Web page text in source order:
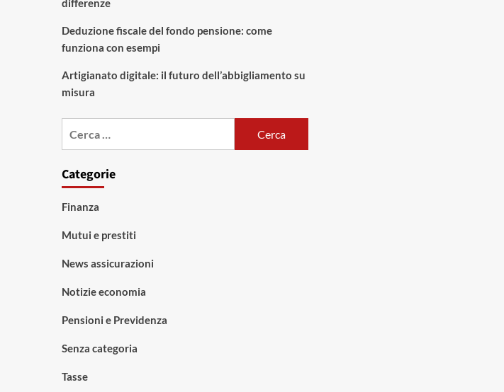
differenze
Deduzione fiscale del fondo pensione: come
funziona con esempi
Artigianato digitale: il futuro dell’abbigliamento su
misura
Categorie
Finanza
Mutui e prestiti
News assicurazioni
Notizie economia
Pensioni e Previdenza
Senza categoria
Tasse